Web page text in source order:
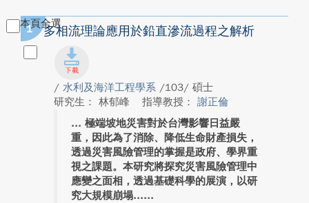
本頁全選
1 多相流理論應用於鉛直滲流過程之解析
/ 水利及海洋工程學系 /103/ 碩士
研究生： 林郁峰
指導教授： 謝正倫
極端坡地災害對於台灣影響日益嚴
重，因此為了消除、降低生命財產損失，
透過災害風險管理的掌握是政府、學界重
視之課題。本研究將探究災害風險管理中
應變之面相，透過基礎科學的展演，以研
究大規模崩塌...